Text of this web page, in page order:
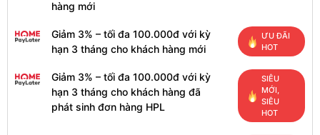
hàng mới
Giảm 3% – tối đa 100.000đ với kỳ
hạn 3 tháng cho khách hàng mới
ƯU ĐÃI
HOT
Giảm 3% – tối đa 100.000đ với kỳ
hạn 3 tháng cho khách hàng đã
phát sinh đơn hàng HPL
SIÊU
MỚI,
SIÊU
HOT